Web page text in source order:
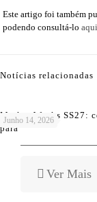
Este artigo foi também
podendo consultá-loaqui
Notícias relacionadas
Junho 14, 2026
Market Weeks SS27:
para
Ver Mais